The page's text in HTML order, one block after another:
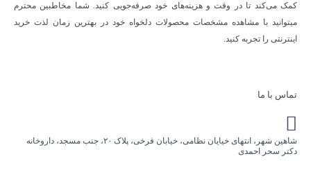
کمک می‌کند تا در وقت و هزینه‌های خود صرفه‌جویی کنید. شما مخاطبین محترم
میتوانید با مشاهده مشخصات محصولات دلخواه خود در بهترین زمان لذت خرید
اینترنتی را تجربه کنید.
تماس با ما
شاهین شهر، انتهای خیایان نظامی، خیابان فرخی، پلاک ۲۰، جنب مسجد، داروخانه
دکتر سحر احمدی